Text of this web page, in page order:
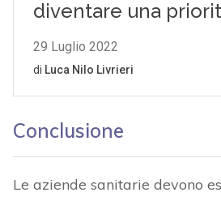
Conclusione
Le aziende sanitarie devono